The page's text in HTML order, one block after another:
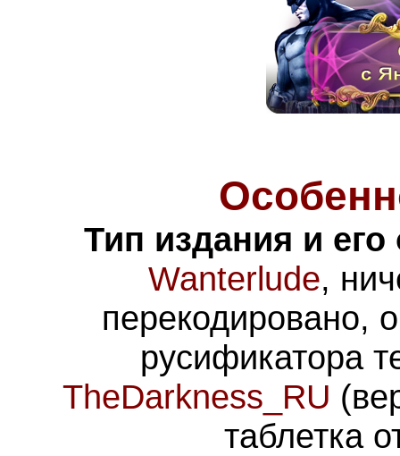
Тип издания и его
Wanterlude,
перекодировано,
русификатора
TheDarkness_RU
таблетка